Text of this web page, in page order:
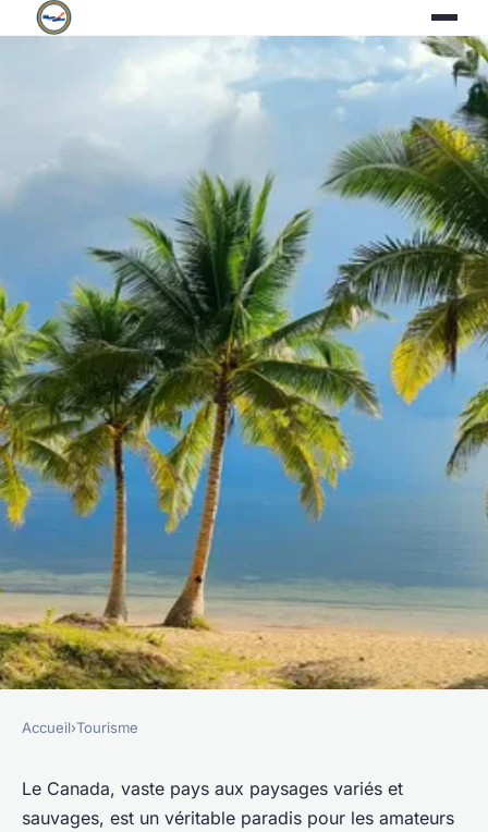
Quels sont les meilleurs spots
Accueil›Tourisme
Le Canada, vaste pays aux paysages variés et
sauvages, est un véritable paradis pour les amateurs